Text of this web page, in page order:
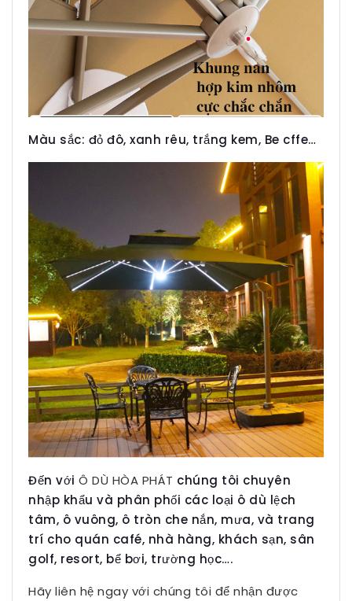
Màu sắc: đỏ đô, xanh rêu, trắng kem, Be cffe…
Đến với Ô DÙ HÒA PHÁT chúng tôi chuyên
nhập khẩu và phân phối các loại ô dù lệch
tâm, ô vuông, ô tròn che nắn, mưa, và trang
trí cho quán café, nhà hàng, khách sạn, sân
golf, resort, bể bơi, trường học….
Hãy liên hệ ngay với chúng tôi để nhận được